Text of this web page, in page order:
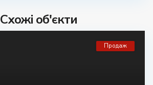
Схожі об'єкти
Продаж